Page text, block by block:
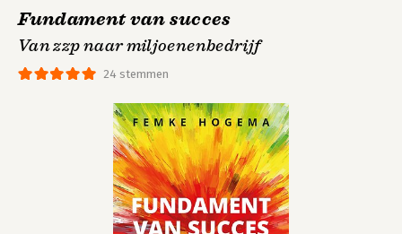
24 stemmen
Fundament van succes
Van zzp naar miljoenenbedrijf